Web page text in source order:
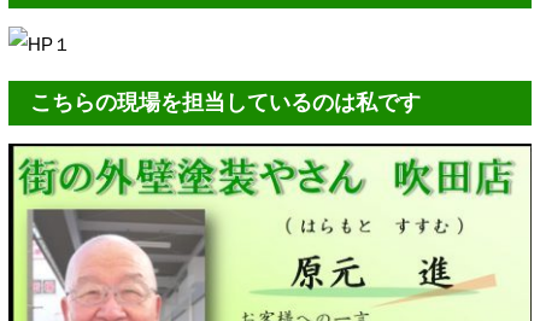
こちらの現場を担当しているのは私です